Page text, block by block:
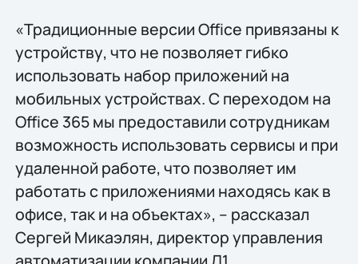
«Традиционные версии Office привязаны к
устройству, что не позволяет гибко
использовать набор приложений на
мобильных устройствах. С переходом на
Office 365 мы предоставили сотрудникам
возможность использовать сервисы и при
удаленной работе, что позволяет им
работать с приложениями находясь как в
офисе, так и на объектах», – рассказал
Сергей Микаэлян, директор управления